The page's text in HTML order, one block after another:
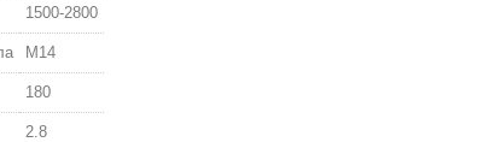
1500-2800
M14
180
2.8